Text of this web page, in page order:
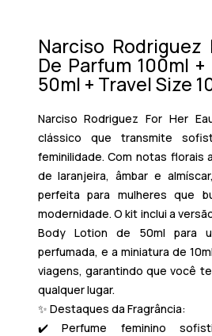
Narciso Rodriguez
De Parfum 100ml
50ml + Travel Size
Narciso Rodriguez For Her
clássico que transmite
feminilidade. Com notas florais
de laranjeira, âmbar e
perfeita para mulheres que
modernidade. O kit inclui a
Body Lotion de 50ml para
perfumada, e a miniatura de
viagens, garantindo que você
qualquer lugar.
✨ Destaques da Fragrância:
✔️ Perfume feminino